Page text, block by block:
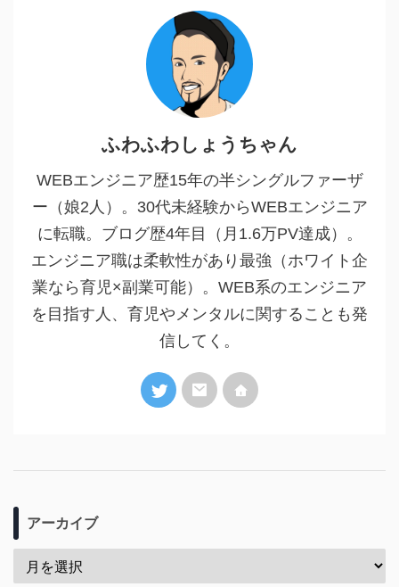
ふわふわしょうちゃん
WEBエンジニア歴15年の半シングルファーザ
ー（娘2人）。30代未経験からWEBエンジニア
に転職。ブログ歴4年目（月1.6万PV達成）。
エンジニア職は柔軟性があり最強（ホワイト企
業なら育児×副業可能）。WEB系のエンジニア
を目指す人、育児やメンタルに関することも発
信してく。
アーカイブ